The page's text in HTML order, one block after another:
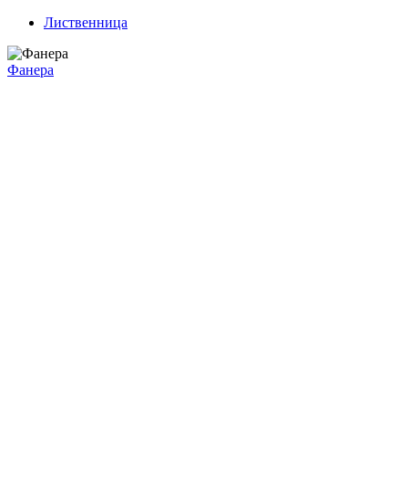
Лиственница
Фанера